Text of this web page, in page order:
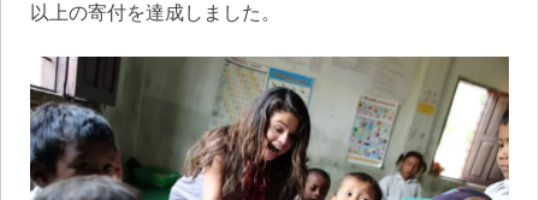
以上の寄付を達成しました。